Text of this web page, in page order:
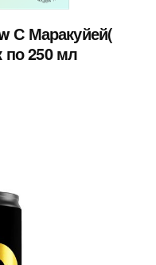
С Маракуйей(
по 250 мл